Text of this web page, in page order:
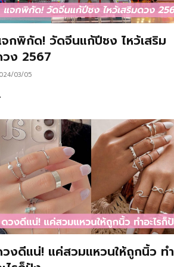
กพิกัด! วัดจีนแก้ปีชง ไหว้เสริม
ง 2567
03/05
งดีแน่! แค่สวมแหวนให้ถูกนิ้ว ทำ